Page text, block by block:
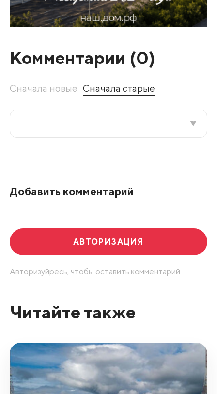
Комментарии (0)
Сначала новые Сначала старые
Добавить комментарий
АВТОРИЗАЦИЯ
Авторизуйресь, чтобы оставить комментарий.
Читайте также